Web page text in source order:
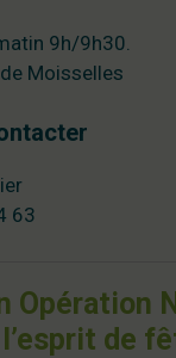
9h/9h30.
Moisselles
63
Opération
de